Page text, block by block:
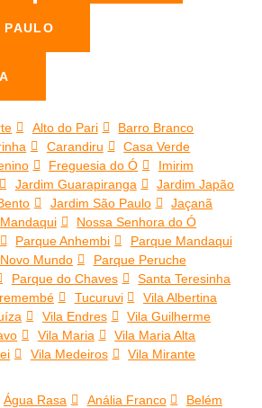
PAULO
Alto do Pari
Barro Branco
Carandiru
Casa Verde
Freguesia do Ó
Imirim
Jardim Guarapiranga
Jardim Japão
Jardim São Paulo
Jaçanã
Mandaqui
Nossa Senhora do Ó
Parque Anhembi
Parque Mandaqui
Mundo
Parque Peruche
Parque do Chaves
Santa Teresinha
Tucuruvi
Vila Albertina
Vila Endres
Vila Guilherme
Vila Maria
Vila Maria Alta
Vila Medeiros Vila Mirante
Água Rasa Anália Franco
Belém